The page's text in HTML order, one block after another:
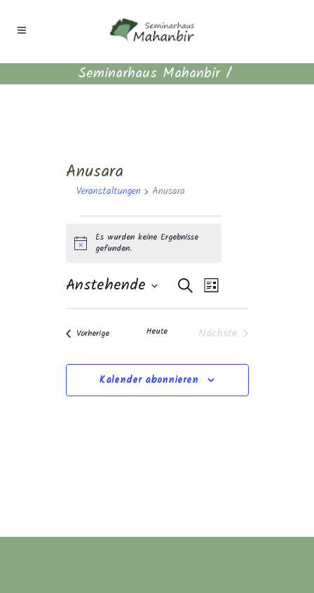
Seminarhaus Mahanbir/
Anusara
Veranstaltungen Anusara
Veranstaltungen
Hinweis
Es wurden keine Ergebnisse
gefunden.
Veranstaltungen
Suche
Ansichten,
Suche
Ansichten-
Navigation
Liste
Anstehende
Datum
VorherigeVeranstaltungen
Heute
Nächste
Kalender abonnieren